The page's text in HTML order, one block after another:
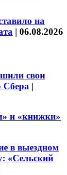
на
| 06.08.2026
свои
Сбера |
и «книжки»
в выездном
«Сельский